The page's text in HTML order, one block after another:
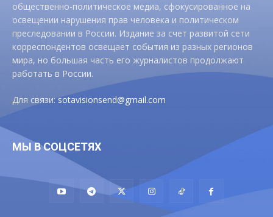
общественно-политическое медиа, сфокусированное на
освещении нарушения прав человека и политическом
преследовании в России. Издание за счет развитой сети
корреспондентов освещает события из разных регионов
мира, но большая часть его журналистов продолжают
работать в России.
Для связи:sotavisionsend@gmail.com
МЫ В СОЦСЕТЯХ